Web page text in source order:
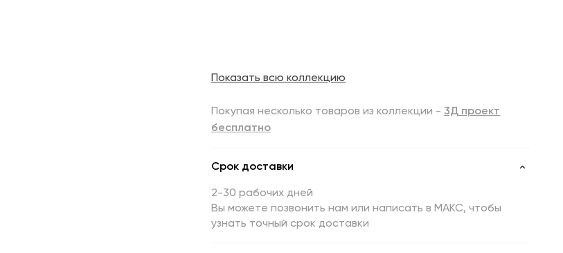
Показать всю коллекцию
Покупая несколько товаров из коллекции - 3Д проект
бесплатно
Срок доставки
2-30 рабочих дней
Вы можете позвонить нам или написать в МАКС, чтобы
узнать точный срок доставки